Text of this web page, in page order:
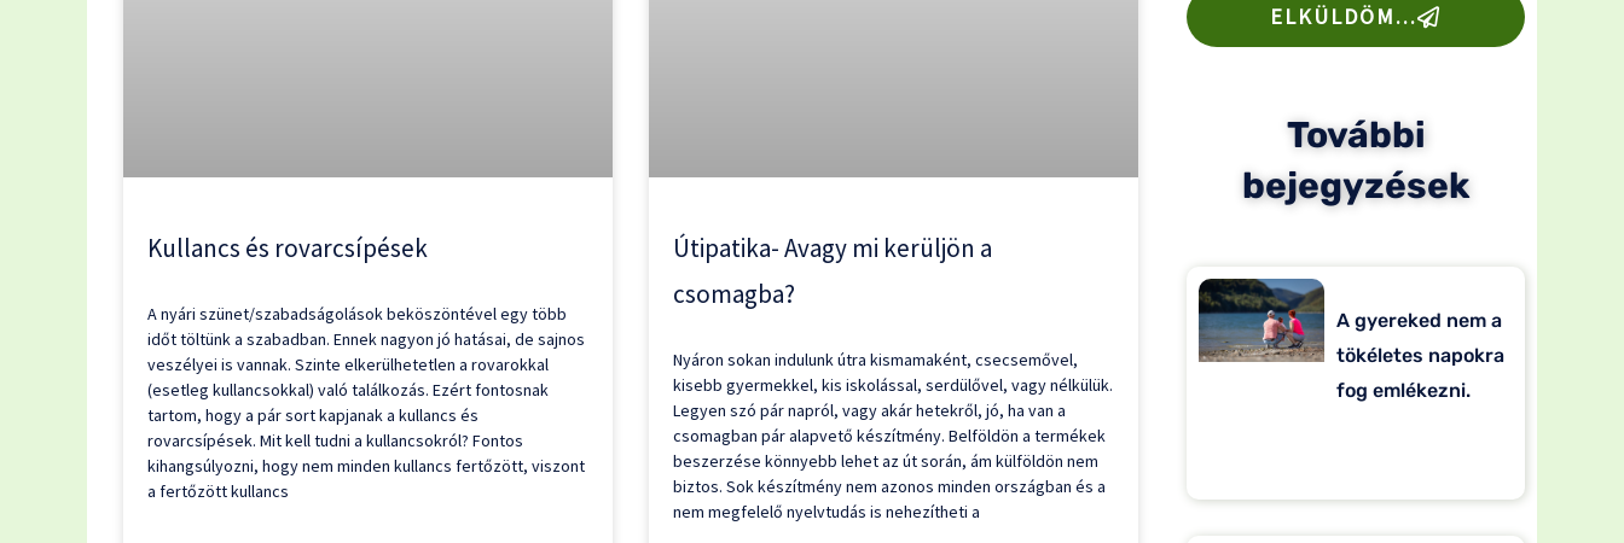
Kullancs és rovarcsípések
A nyári szünet/szabadságolások beköszöntével egy több
időt töltünk a szabadban. Ennek nagyon jó hatásai, de sajnos
veszélyei is vannak. Szinte elkerülhetetlen a rovarokkal
(esetleg kullancsokkal) való találkozás. Ezért fontosnak
tartom, hogy a pár sort kapjanak a kullancs és
rovarcsípések. Mit kell tudni a kullancsokról? Fontos
kihangsúlyozni, hogy nem minden kullancs fertőzött, viszont
a fertőzött kullancs
Útipatika- Avagy mi kerüljön a
csomagba?
Nyáron sokan indulunk útra kismamaként, csecsemővel,
kisebb gyermekkel, kis iskolással, serdülővel, vagy nélkülük.
Legyen szó pár napról, vagy akár hetekről, jó, ha van a
csomagban pár alapvető készítmény. Belföldön a termékek
beszerzése könnyebb lehet az út során, ám külföldön nem
biztos. Sok készítmény nem azonos minden országban és a
nem megfelelő nyelvtudás is nehezítheti a
ELKÜLDÖM...
További
bejegyzések
A gyereked nem a
tökéletes napokra
fog emlékezni.